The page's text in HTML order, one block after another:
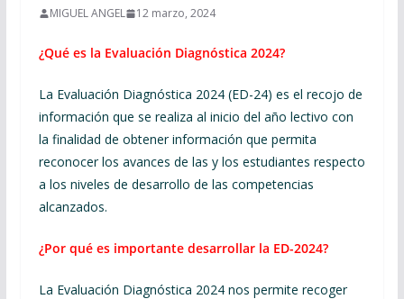
MIGUEL ANGEL 12 marzo, 2024
¿Qué es la Evaluación Diagnóstica 2024?
La Evaluación Diagnóstica 2024 (ED-24) es el recojo de
información que se realiza al inicio del año lectivo con
la finalidad de obtener información que permita
reconocer los avances de las y los estudiantes respecto
a los niveles de desarrollo de las competencias
alcanzados.
¿Por qué es importante desarrollar la ED-2024?
La Evaluación Diagnóstica 2024 nos permite recoger